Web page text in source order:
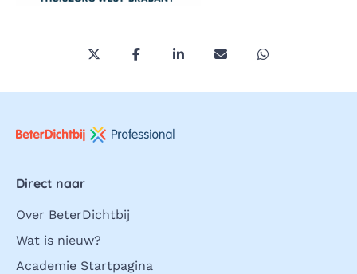
Deel deze pagina via Twitter/X
Deel deze pagina op Facebook
Deel deze pagina op
Deel deze pagina via
Deel deze
Direct naar
Over BeterDichtbij
Wat is nieuw?
Academie Startpagina